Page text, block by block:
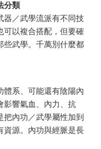
分類
器／武學流派有不同技
可以複合搭配，但要確
些武學。千萬別什麼都
體系、可能還有陰陽內
影響氣血、內力、抗
內功／武學屬性加到
資源。內功與經脈是長